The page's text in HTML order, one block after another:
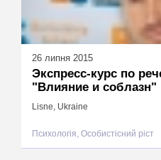
26 липня 2015
Экспресс-курс по
"Влияние и соблазн"
Lisne, Ukraine
Психологія, Особистісний ріст